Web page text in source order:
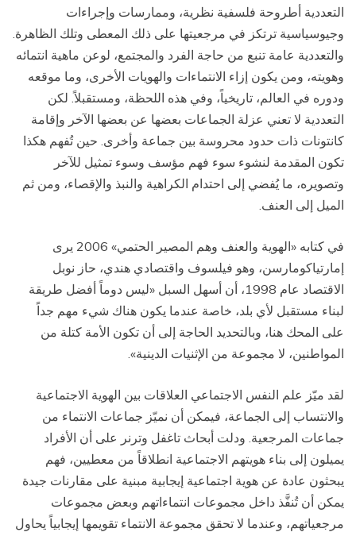
التعددية أطروحة فلسفية نظرية، وممارسات وإجراءات
وجيوسياسية ترتكز في مرجعيتها على ذلك المعطى وتلك الظاهرة.
والتعددية عامة تنبع من حاجة الفرد والمجتمع، لوعن ماهية انتمائه
وهويته، ومن يكون إزاء الانتماءات والهويات الأخرى، وما موقعه
ودوره في العالم، تاريخياً، وفي هذه اللحظة، ومستقبلاً. لكن
التعددية لا تعني عزلة الجماعات بعضها عن بعضها الآخر وإقامة
كانتونات ذات حدود محروسة بين جماعة وأخرى. حين تُفهم هكذا
تكون المقدمة لنشوء سوء فهم مؤسف وسوء تمثيل للآخر
وتصويره، ما يُفضي إلى احتدام الكراهية والنبذ والإقصاء، ومن ثم
الميل إلى العنف.
في كتابه «الهوية والعنف وهم المصير الحتمي» 2006 يرى
إمارتياكومارسن، وهو فيلسوف واقتصادي هندي، حاز نوبل
الاقتصاد عام 1998، أن أسهل السبل «ليس دوماً أفضل طريقة
لبناء مستقبل لأي بلد، خاصة عندما يكون هناك شيء مهم جداً
على المحك هنا، وبالتحديد الحاجة إلى أن تكون الأمة كتلة من
المواطنين، لا مجموعة من الإثنيات الدينية».
لقد ميّز علم النفس الاجتماعي العلاقات بين الهوية الاجتماعية
والانتساب إلى الجماعة، فيمكن أن نميّز جماعات الانتماء من
جماعات المرجعية. ودلت أبحاث تاغفل وترنر على أن الأفراد
يميلون إلى بناء هويتهم الاجتماعية انطلاقاً من معطيين، فهم
يبحثون عادة عن هوية اجتماعية إيجابية مبنية على مقارنات جيدة
يمكن أن تُنفَّذ داخل مجموعات انتماءاتهم وبعض مجموعات
مرجعياتهم، وعندما لا تحقق مجموعة الانتماء تقويمها إيجابياً يحاول